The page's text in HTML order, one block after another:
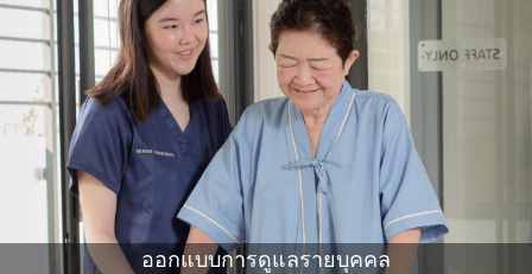
ออกแบบการดูแลรายบุคคล